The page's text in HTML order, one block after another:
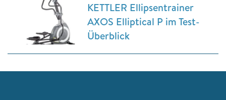
KETTLER Ellipsentrainer
AXOS Elliptical P im Test-
Überblick